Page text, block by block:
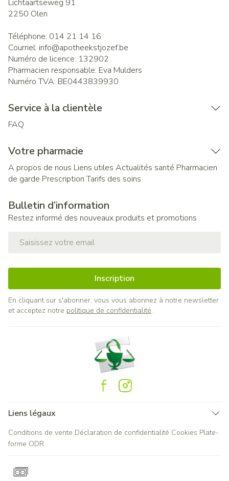
Lichtaartseweg 91
2250 Olen
Téléphone: 014 21 14 16
Courriel: info@apotheekstjozef.be
Numéro de licence: 132902
Pharmacien responsable: Eva Mulders
Numéro TVA: BE0443839930
Service à la clientèle
FAQ
Votre pharmacie
A propos de nous Liens utiles Actualités santé Pharmacien
de garde Prescription Tarifs des soins
Bulletin d’information
Restez informé des nouveaux produits et promotions
Inscription
En cliquant sur s'abonner, vous vous abonnez à notre newsletter
et acceptez notre politique de confidentialité.
Liens légaux
Conditions de vente Déclaration de confidentialité Cookies Plate-
forme ODR